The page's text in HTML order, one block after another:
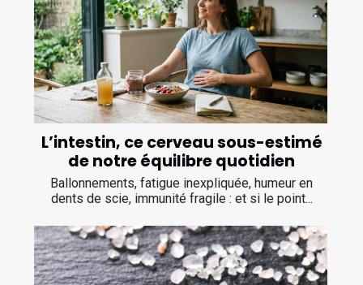
L’intestin, ce cerveau sous-estimé
de notre équilibre quotidien
Ballonnements, fatigue inexpliquée, humeur en
dents de scie, immunité fragile : et si le point...